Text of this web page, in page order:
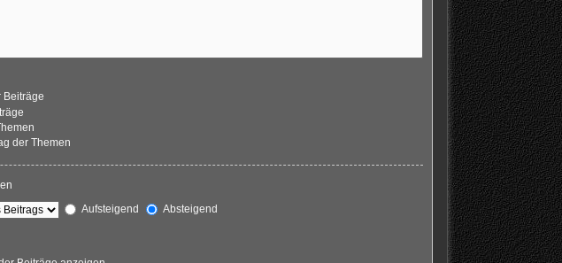
Beiträge
der Themen
Aufsteigend Absteigend